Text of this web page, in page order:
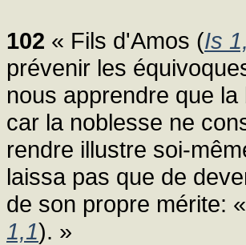
102 « Fils d'Amos (Is
prévenir les
nous apprendre que
car la noblesse ne
rendre illustre soi-
laissa pas que de
de son propre mérite:
1,1). »